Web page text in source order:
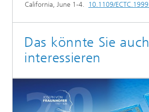
California, June 1-4.
10.1109/
Das könnte Sie auch
interessieren